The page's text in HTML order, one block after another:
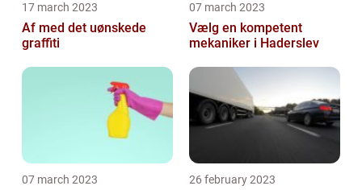
17 march 2023
Af med det uønskede
graffiti
07 march 2023
Vælg en kompetent
mekaniker i Haderslev
07 march 2023 26 february 2023